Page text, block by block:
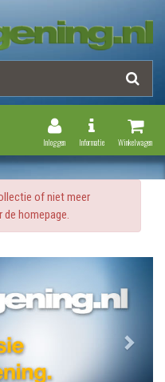
Winkelwagen
Toggle
Informatie
Inloggen
of niet meer
de homepage.